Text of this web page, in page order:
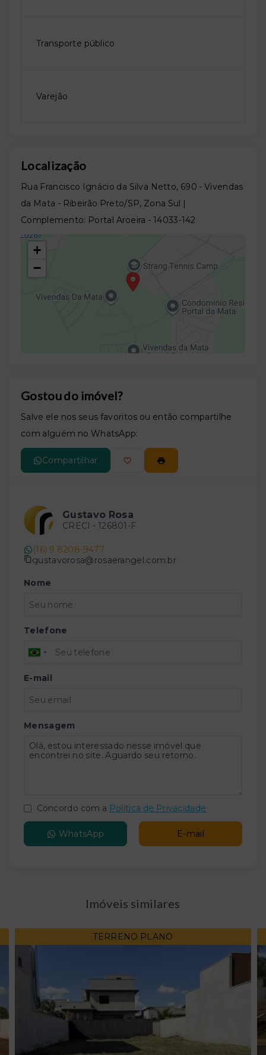
Transporte público
Varejão
Localização
Rua Francisco Ignácio da Silva Netto, 690 - Vivendas
da Mata - Ribeirão Preto/SP, Zona Sul |
Complemento: Portal Aroeira - 14033-142
+
−
Gostou do imóvel?
Salve ele nos seus favoritos ou então compartilhe
com alguém no WhatsApp:
Compartilhar
Gustavo Rosa
CRECI - 126801-F
(16) 9 8208-9477
gustavorosa@rosaerangel.com.br
Nome
Telefone
E-mail
Mensagem
Concordo com a Política de Privacidade
WhatsApp E-mail
Imóveis similares
TERRENO PLANO